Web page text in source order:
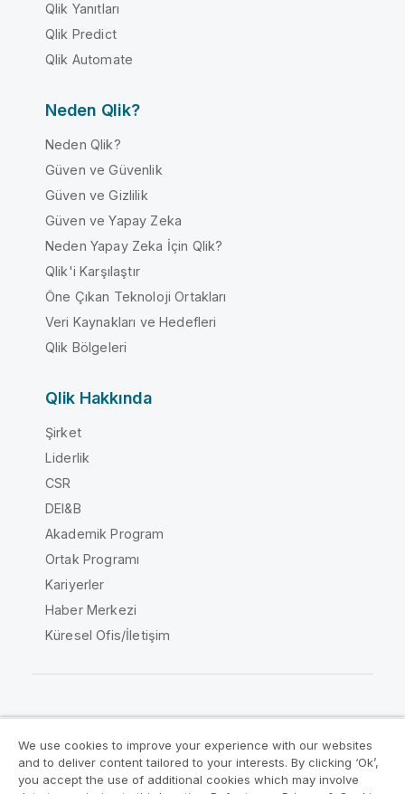
Qlik Yanıtları
Qlik Predict
Qlik Automate
Neden Qlik?
Neden Qlik?
Güven ve Güvenlik
Güven ve Gizlilik
Güven ve Yapay Zeka
Neden Yapay Zeka İçin Qlik?
Qlik'i Karşılaştır
Öne Çıkan Teknoloji Ortakları
Veri Kaynakları ve Hedefleri
Qlik Bölgeleri
Qlik Hakkında
Şirket
Liderlik
CSR
DEI&B
Akademik Program
Ortak Programı
Kariyerler
Haber Merkezi
Küresel Ofis/İletişim
Yasal sözleşmeler Ürün Koşulları
We use cookies to improve your experience with our websites
and to deliver content tailored to your interests. By clicking ‘Ok’,
you accept the use of additional cookies which may involve